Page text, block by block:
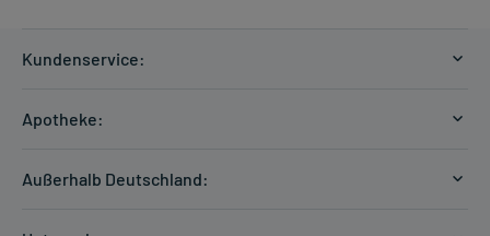
Kundenservice:
Apotheke:
Außerhalb Deutschland: